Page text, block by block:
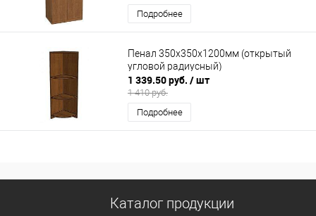
Подробнее
Пенал 350х350х1200мм (открытый
угловой радиусный)
1 339.50 руб. / шт
1 410 руб.
Подробнее
Каталог продукции